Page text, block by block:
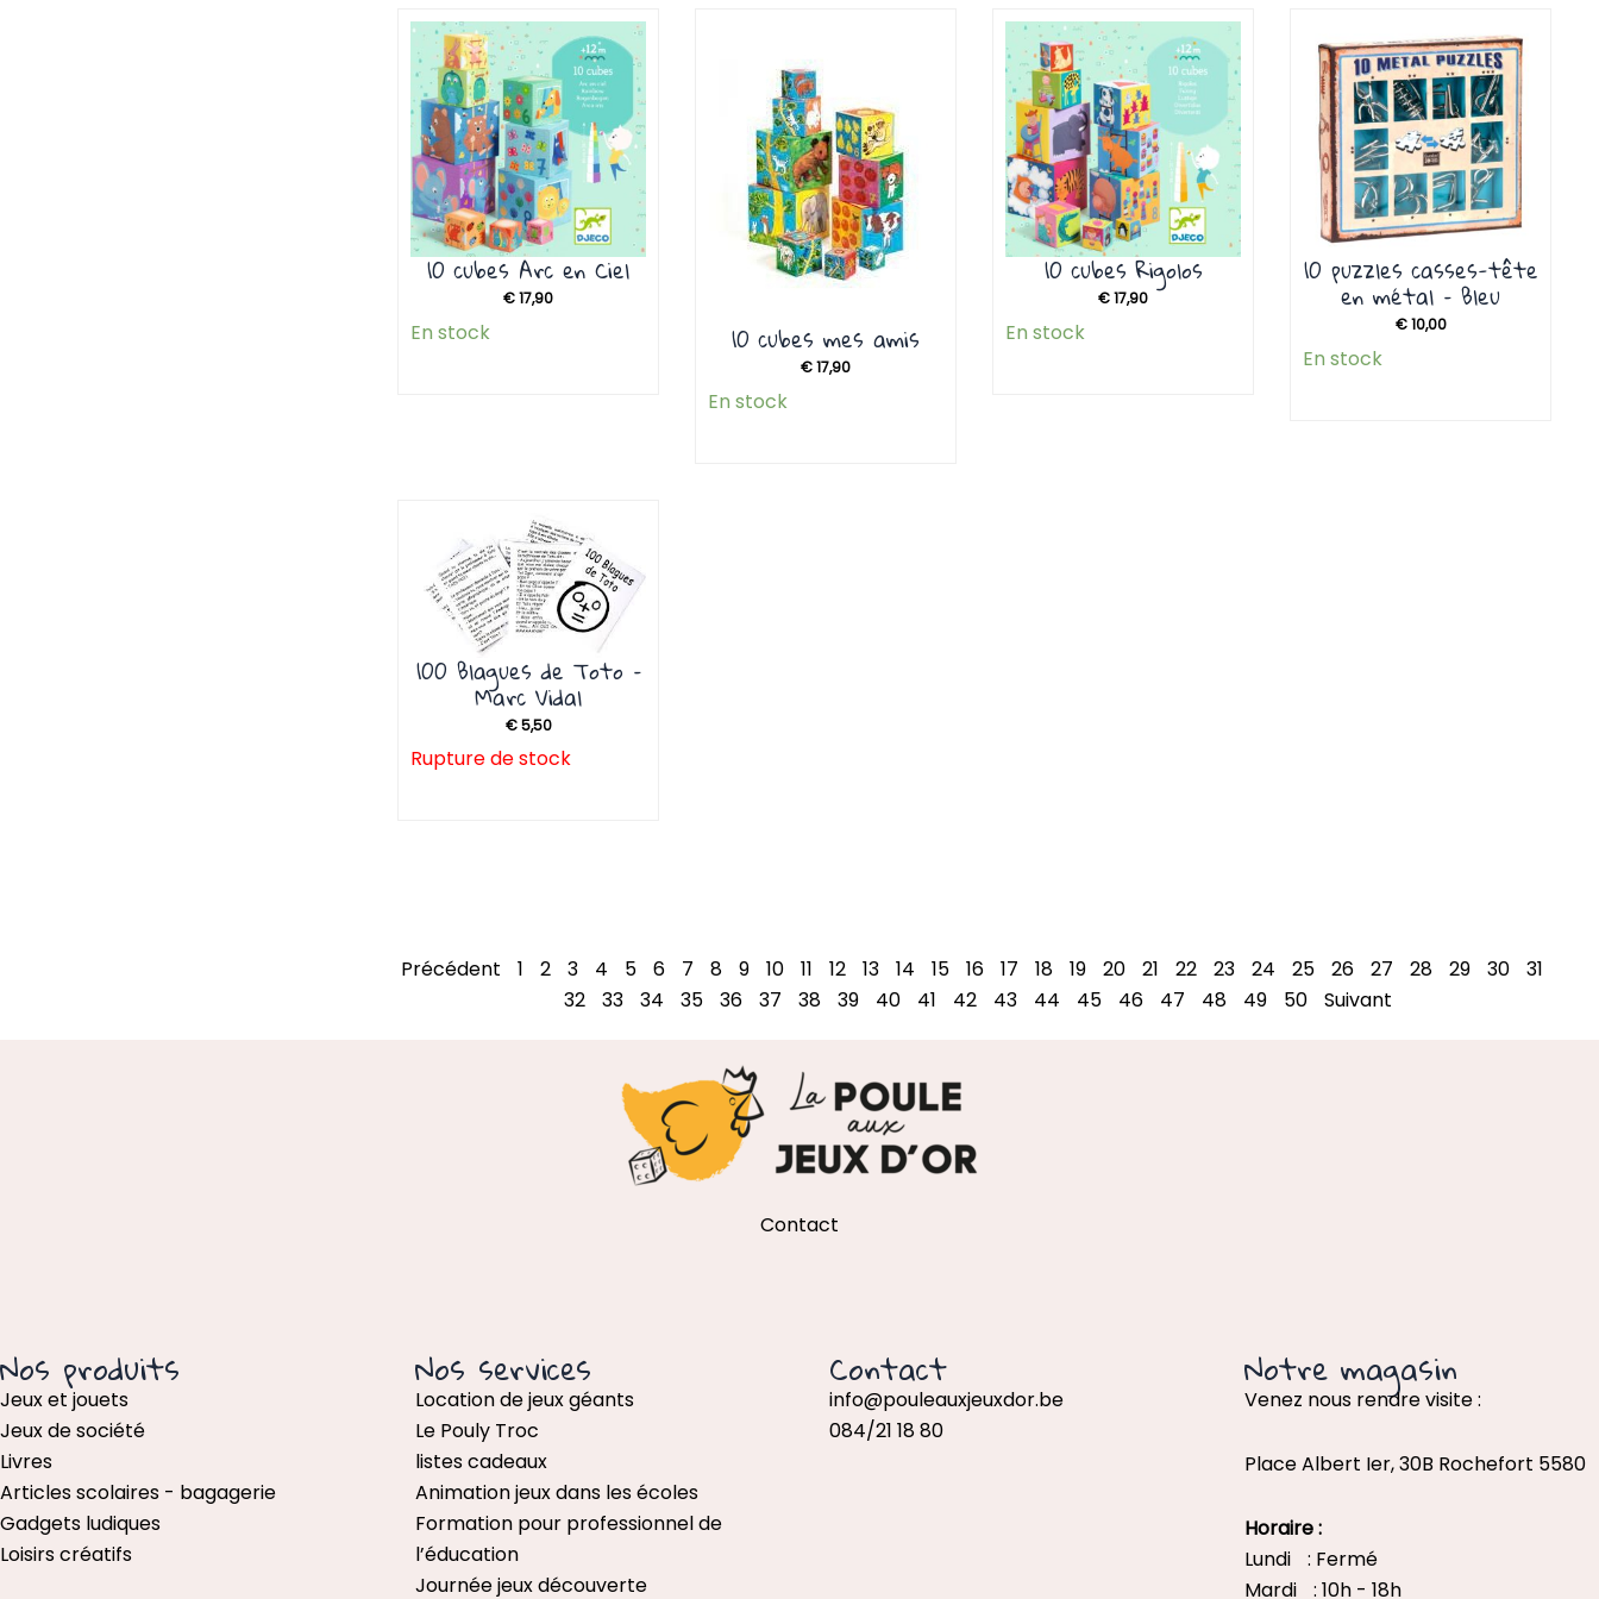
10 cubes Arc en Ciel
€17,90
En stock 10 cubes mes amis
€17,90
En stock
10 cubes Rigolos
€17,90
En stock
10 puzzles casses-tête
en métal – Bleu
€10,00
En stock
100 Blagues de Toto –
Marc Vidal
€5,50
Rupture de stock
Précédent 1 2 3 4 5 6 7 8 9 10 11 12 13 14 15 16 17 18 19 20 21 22 23 24 25 26 27 28 29 30 31
32 33 34 35 36 37 38 39 40 41 42 43 44 45 46 47 48 49 50 Suivant
Contact
Nos produits
Jeux et jouets
Jeux de société
Livres
Articles scolaires - bagagerie
Gadgets ludiques
Loisirs créatifs
Nos services
Location de jeux géants
Le Pouly Troc
listes cadeaux
Animation jeux dans les écoles
Formation pour professionnel de
l’éducation
Journée jeux découverte
Contact
info@pouleauxjeuxdor.be
084/21 18 80
Notre magasin
Venez nous rendre visite :
Place Albert Ier, 30B Rochefort 5580
Horaire :
Lundi : Fermé
Mardi : 10h - 18h